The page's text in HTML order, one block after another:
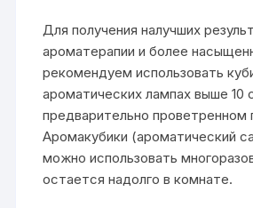
Для получения налучших
ароматерапии и более
рекомендуем использовать
ароматических лампах выше 10
предварительно
Аромакубики (ароматический
можно использовать
остается надолго в комнате.